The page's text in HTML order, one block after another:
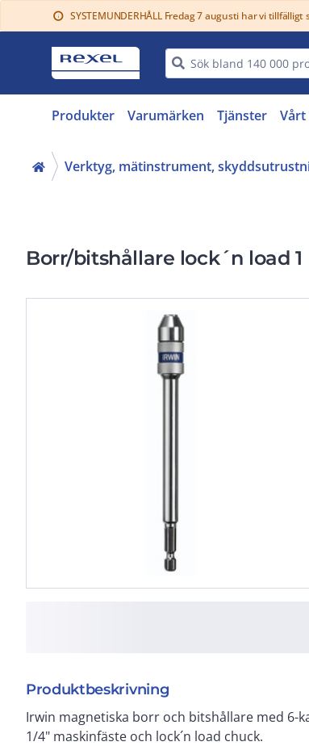
info SYSTEMUNDERHÅLL Fredag 7 augusti har vi
Produkter Varumärken Tjänster
Borr/bitshållare lock´n load 1
Produktbeskrivning
Irwin magnetiska borr och bitshållare med 6-
1/4" maskinfäste och lock´n load chuck.